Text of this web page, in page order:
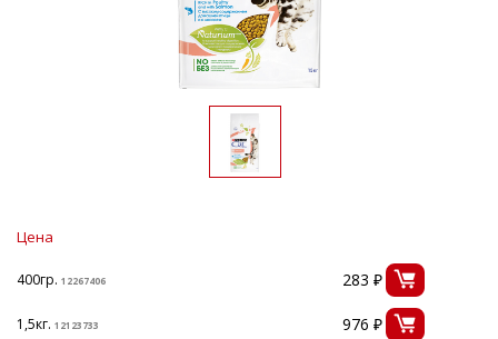
Цена
400гр. 12267406 283 ₽
1,5кг. 12123733 976 ₽